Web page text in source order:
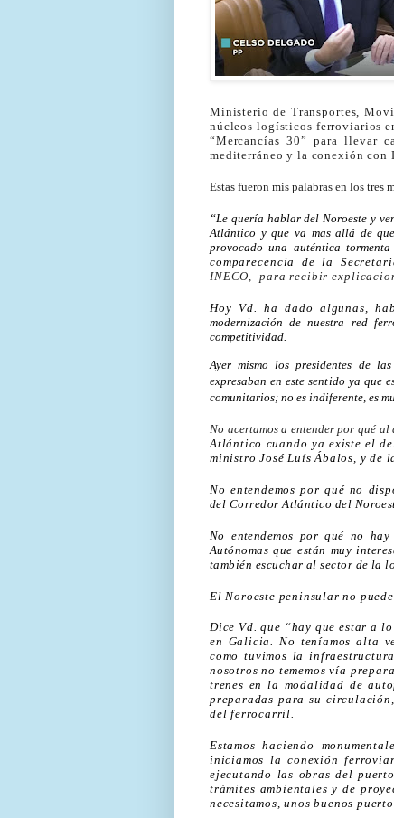
Ministerio de Transportes,
núcleos logísticos ferroviarios
“Mercancías 30” para llevar
mediterráneo y la conexión con
Estas fueron mis palabras en los tres
“Le quería hablar del Noroeste y
Atlántico y que va mas allá de
provocado una auténtica
comparecencia de la
INECO, para recibir
Hoy Vd. ha dado algunas,
modernización de nuestra red
competitividad.
Ayer mismo los presidentes de
expresaban en este sentido ya que
comunitarios; no es indiferente, es
No acertamos a entender por qué al
Atlántico cuando ya existe el
ministro José Luís Ábalos, y de
No entendemos por qué no
del Corredor Atlántico del
No entendemos por qué no
Autónomas que están muy
también escuchar al sector de la
El Noroeste peninsular no
Dice Vd. que “hay que estar a
en Galicia. No teníamos alta
como tuvimos la
nosotros no tememos vía
trenes en la modalidad de
preparadas para su
del ferrocarril.
Estamos haciendo
iniciamos la conexión
ejecutando las obras del
trámites ambientales y de
necesitamos, unos buenos